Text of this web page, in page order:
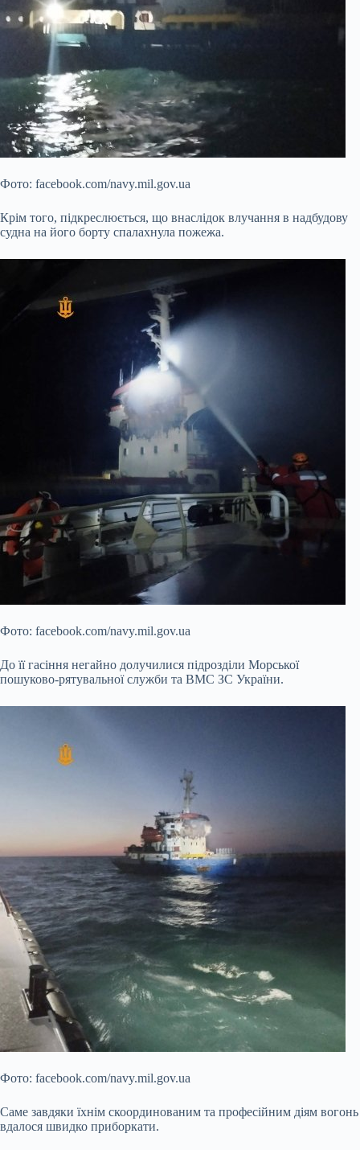
Фото: facebook.com/navy.mil.gov.ua
Крім того, підкреслюється, що внаслідок влучання в надбудову
судна на його борту спалахнула пожежа.
Фото: facebook.com/navy.mil.gov.ua
До її гасіння негайно долучилися підрозділи Морської
пошуково-рятувальної служби та ВМС ЗС України.
Фото: facebook.com/navy.mil.gov.ua
Саме завдяки їхнім скоординованим та професійним діям вогонь
вдалося швидко приборкати.